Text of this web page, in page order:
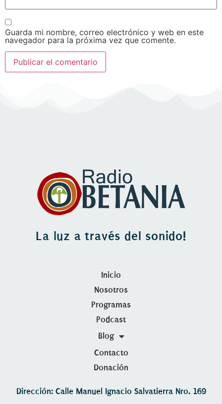
Guarda mi nombre, correo electrónico y web en este
navegador para la próxima vez que comente.
La luz a través del sonido!
Inicio
Nosotros
Programas
Podcast
Blog
Contacto
Donación
Dirección: Calle Manuel Ignacio Salvatierra Nro. 169